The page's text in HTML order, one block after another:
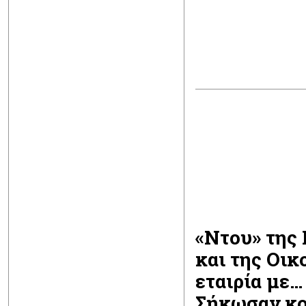
«Ντου» της
και της
εταιρία